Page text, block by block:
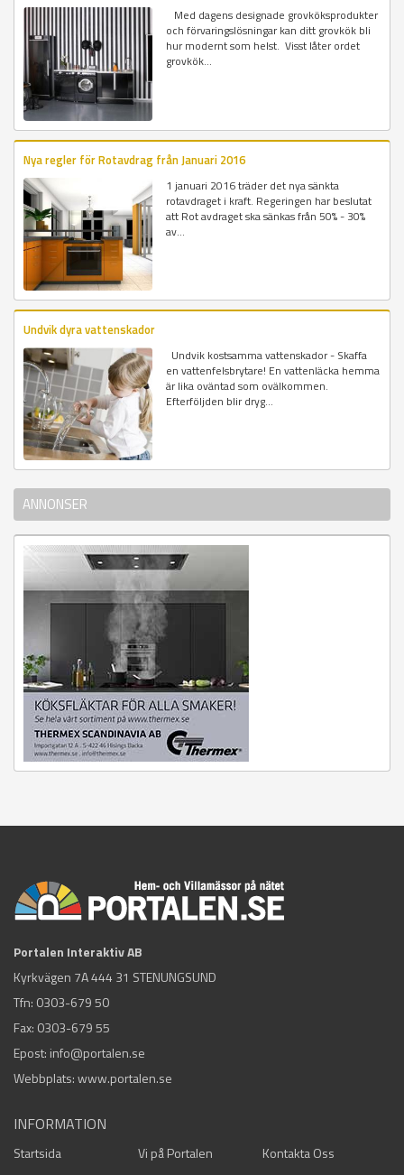
Med dagens designade grovköksprodukter
och förvaringslösningar kan ditt grovkök bli
hur modernt som helst. Visst låter ordet
grovkök...
Nya regler för Rotavdrag från Januari 2016
1 januari 2016 träder det nya sänkta
rotavdraget i kraft. Regeringen har beslutat
att Rot avdraget ska sänkas från 50% - 30%
av...
Undvik dyra vattenskador
Undvik kostsamma vattenskador - Skaffa
en vattenfelsbrytare! En vattenläcka hemma
är lika oväntad som ovälkommen.
Efterföljden blir dryg...
ANNONSER
Portalen Interaktiv AB
Kyrkvägen 7A 444 31 STENUNGSUND
Tfn: 0303-679 50
Fax: 0303-679 55
Epost: info@portalen.se
Webbplats: www.portalen.se
INFORMATION
Startsida Vi på Portalen
Kontakta Oss